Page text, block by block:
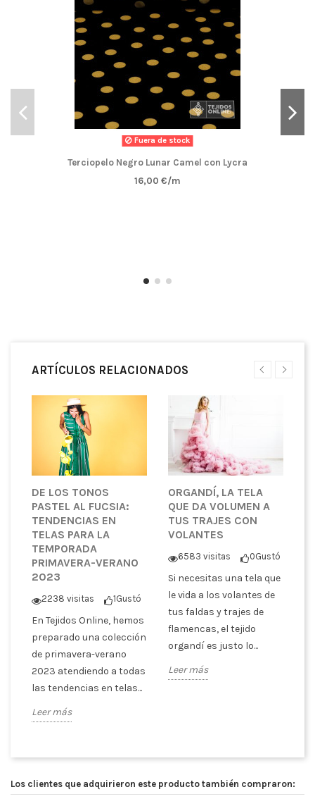
Fuera de stock
Terciopelo Negro Lunar Camel con Lycra
16,00 €/m
ARTÍCULOS RELACIONADOS
DE LOS TONOS
PASTEL AL FUCSIA:
TENDENCIAS EN
TELAS PARA LA
TEMPORADA
PRIMAVERA-VERANO
2023
2238 visitas 1Gustó
En Tejidos Online, hemos
preparado una colección
de primavera-verano
2023 atendiendo a todas
las tendencias en telas...
Leer más
ORGANDÍ, LA TELA
QUE DA VOLUMEN A
TUS TRAJES CON
VOLANTES
6583 visitas 0Gustó
Si necesitas una tela que
le vida a los volantes de
tus faldas y trajes de
flamencas, el tejido
organdí es justo lo...
Leer más
Los clientes que adquirieron este producto también compraron: